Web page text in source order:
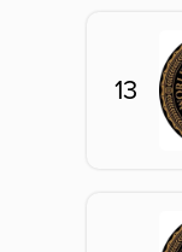
13